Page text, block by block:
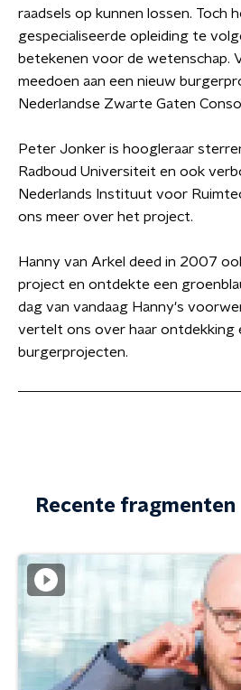
raadsels op kunnen lossen. Toch
gespecialiseerde opleiding te
betekenen voor de wetenschap.
meedoen aan een nieuw
Nederlandse Zwarte Gaten
Peter Jonker is hoogleraar
Radboud Universiteit en ook
Nederlands Instituut voor
ons meer over het project.
Hanny van Arkel deed in 2007
project en ontdekte een
dag van vandaag Hanny's
vertelt ons over haar ontdekking
burgerprojecten.
Recente fragmenten